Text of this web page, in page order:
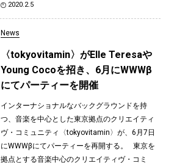
2020.2.5
News
〈tokyovitamin〉がElle Teresaや
Young Cocoを招き、6月にWWWβ
にてパーティーを開催
インターナショナルなバックグラウンドを持
つ、音楽を中心とした東京拠点のクリエイティ
ヴ・コミュニティ〈tokyovitamin〉が、6月7日
にWWWβにてパーティーを再開する。 東京を
拠点とする音楽中心のクリエイティヴ・コミ